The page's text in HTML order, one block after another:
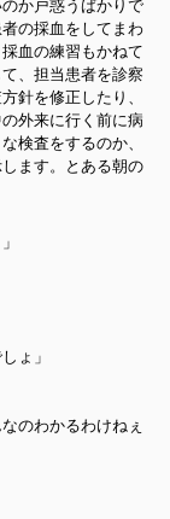
か戸惑うばかりで
の採血をしてまわ
血の練習もかねて
、担当患者を診察
針を修正したり、
外来に行く前に病
検査をするのか、
ます。とある朝の
ょ」
のわかるわけねぇ